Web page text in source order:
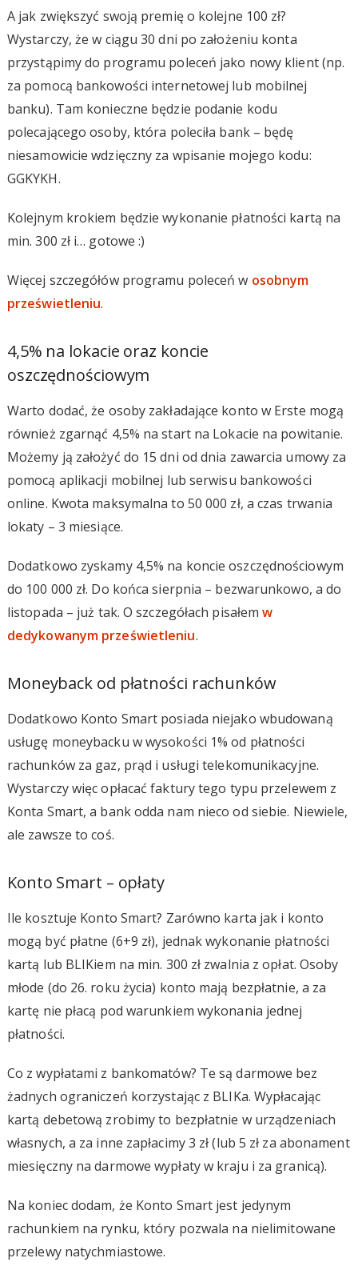
A jak zwiększyć swoją premię o kolejne 100 zł?
Wystarczy, że w ciągu 30 dni po założeniu konta
przystąpimy do programu poleceń jako nowy klient (np.
za pomocą bankowości internetowej lub mobilnej
banku). Tam konieczne będzie podanie kodu
polecającego osoby, która poleciła bank – będę
niesamowicie wdzięczny za wpisanie mojego kodu:
GGKYKH.
Kolejnym krokiem będzie wykonanie płatności kartą na
min. 300 zł i… gotowe :)
Więcej szczegółów programu poleceń w osobnym
prześwietleniu.
4,5% na lokacie oraz koncie
oszczędnościowym
Warto dodać, że osoby zakładające konto w Erste mogą
również zgarnąć 4,5% na start na Lokacie na powitanie.
Możemy ją założyć do 15 dni od dnia zawarcia umowy za
pomocą aplikacji mobilnej lub serwisu bankowości
online. Kwota maksymalna to 50 000 zł, a czas trwania
lokaty – 3 miesiące.
Dodatkowo zyskamy 4,5% na koncie oszczędnościowym
do 100 000 zł. Do końca sierpnia – bezwarunkowo, a do
listopada – już tak. O szczegółach pisałemw
dedykowanym prześwietleniu.
Moneyback od płatności rachunków
Dodatkowo Konto Smart posiada niejako wbudowaną
usługę moneybacku w wysokości 1% od płatności
rachunków za gaz, prąd i usługi telekomunikacyjne.
Wystarczy więc opłacać faktury tego typu przelewem z
Konta Smart, a bank odda nam nieco od siebie. Niewiele,
ale zawsze to coś.
Konto Smart – opłaty
Ile kosztuje Konto Smart? Zarówno karta jak i konto
mogą być płatne (6+9 zł), jednak wykonanie płatności
kartą lub BLIKiem na min. 300 zł zwalnia z opłat. Osoby
młode (do 26. roku życia) konto mają bezpłatnie, a za
kartę nie płacą pod warunkiem wykonania jednej
płatności.
Co z wypłatami z bankomatów? Te są darmowe bez
żadnych ograniczeń korzystając z BLIKa. Wypłacając
kartą debetową zrobimy to bezpłatnie w urządzeniach
własnych, a za inne zapłacimy 3 zł (lub 5 zł za abonament
miesięczny na darmowe wypłaty w kraju i za granicą).
Na koniec dodam, że Konto Smart jest jedynym
rachunkiem na rynku, który pozwala na nielimitowane
przelewy natychmiastowe.